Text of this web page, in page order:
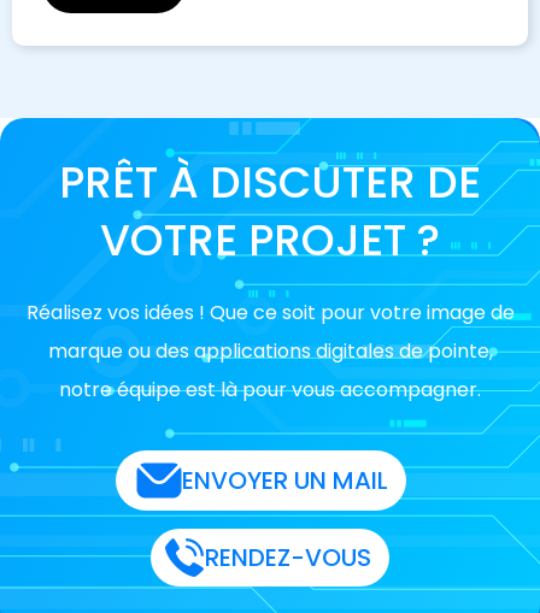
PRÊT À DISCUTER DE
VOTRE PROJET ?
Réalisez vos idées ! Que ce soit pour votre image de
marque ou des applications digitales de pointe,
notre équipe est là pour vous accompagner.
ENVOYER UN MAIL
RENDEZ-VOUS